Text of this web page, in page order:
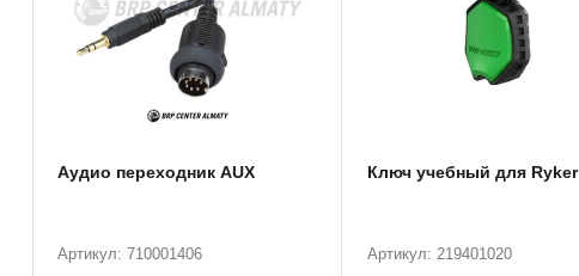
Аудио переходник AUX
Артикул: 710001406
Ключ учебный для Ryker
Артикул: 219401020